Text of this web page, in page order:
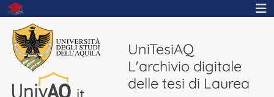
UniTesiAQ
L'archivio digitale
delle tesi di Laurea